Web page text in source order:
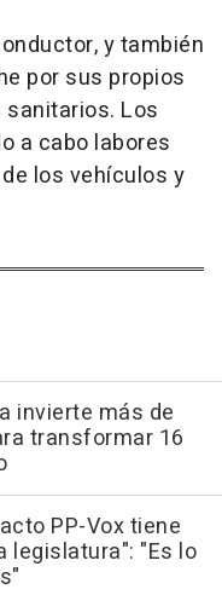
y también
por sus propios
Los
a cabo labores
los vehículos y
invierte más de
transformar 16
PP-Vox tiene
legislatura": "Es lo